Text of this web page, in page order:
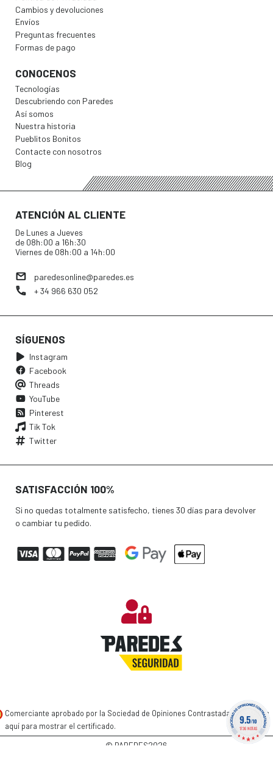
Cambios y devoluciones
Envíos
Preguntas frecuentes
Formas de pago
CONOCENOS
Tecnologías
Descubriendo con Paredes
Así somos
Nuestra historia
Pueblitos Bonitos
Contacte con nosotros
Blog
ATENCIÓN AL CLIENTE
De Lunes a Jueves
de 08h:00 a 16h:30
Viernes de 08h:00 a 14h:00
paredesonline@paredes.es
+ 34 966 630 052
SÍGUENOS
Instagram
Facebook
Threads
YouTube
Pinterest
Tik Tok
Twitter
SATISFACCIÓN 100%
Si no quedas totalmente satisfecho, tienes 30 días para devolver
o cambiar tu pedido.
Comerciante aprobado por la Sociedad de Opiniones Contrastadas, haga clic
aquí para mostrar el certificado.
© PAREDES2026
9.5/10
1736 NOTAS